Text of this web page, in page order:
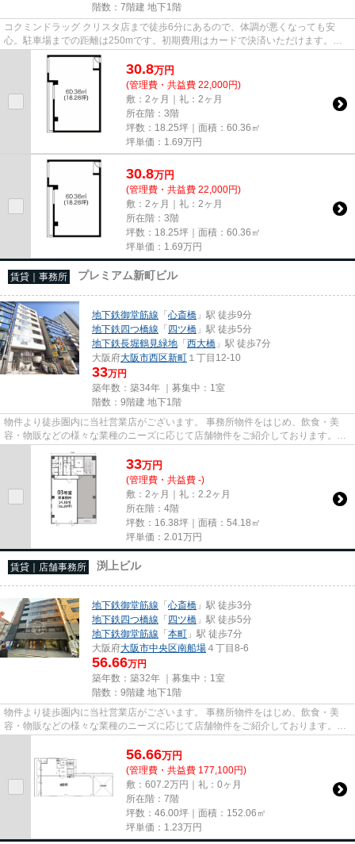
階数：7階建 地下1階
コクミンドラッグ クリスタ店まで徒歩6分にあるので、体調が悪くなっても安
心。駐車場までの距離は250mです。初期費用はカードで決済いただけます。周
辺には、徒歩2分で利用できる駅が...
30.8万円
(管理費・共益費 22,000円)
敷：2ヶ月｜礼：2ヶ月
所在階：3階
坪数：18.25坪｜面積：60.36㎡
坪単価： 1.69万円
30.8万円
(管理費・共益費 22,000円)
敷：2ヶ月｜礼：2ヶ月
所在階：3階
坪数：18.25坪｜面積：60.36㎡
坪単価： 1.69万円
賃貸｜事務所 プレミアム新町ビル
地下鉄御堂筋線 「心斎橋 」駅 徒歩9分
地下鉄四つ橋線 「四ツ橋 」駅 徒歩5分
地下鉄長堀鶴見緑地 「西大橋 」駅 徒歩7分
大阪府大阪市西区新町 １丁目12-10
33万円
築年数：築34年 ｜募集中： 1室
階数：9階建 地下1階
物件より徒歩圏内に当社営業店がございます。 事務所物件をはじめ、飲食・美
容・物販などの様々な業種のニーズに応じて店舗物件をご紹介しております。
尚、弊社ではおとり広告は一切...
33万円
(管理費・共益費 -)
敷：2ヶ月｜礼：2.2ヶ月
所在階：4階
坪数：16.38坪｜面積：54.18㎡
坪単価： 2.01 万円
賃貸｜店舗事務所 渕上ビル
地下鉄御堂筋線 「心斎橋 」駅 徒歩3分
地下鉄四つ橋線 「四ツ橋 」駅 徒歩5分
地下鉄御堂筋線 「本町 」駅 徒歩7分
大阪府大阪市中央区南船場 ４丁目8-6
56.66万円
築年数：築32年 ｜募集中： 1室
階数：9階建 地下1階
物件より徒歩圏内に当社営業店がございます。 事務所物件をはじめ、飲食・美
容・物販などの様々な業種のニーズに応じて店舗物件をご紹介しております。
尚、弊社ではおとり広告は一切...
56.66万円
(管理費・共益費 177,100円)
敷：607.2万円｜礼：0ヶ月
所在階：7階
坪数：46.00坪｜面積：152.06㎡
坪単価： 1.23万円